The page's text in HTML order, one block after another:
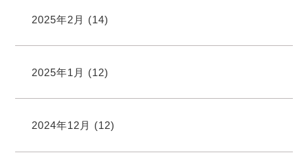
2025年2月 (14)
2025年1月 (12)
2024年12月 (12)